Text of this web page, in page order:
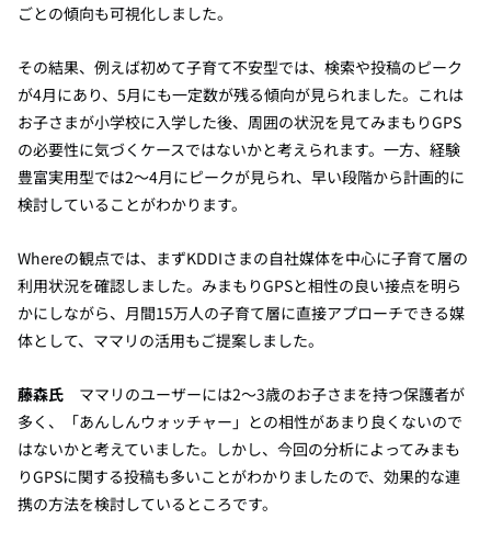
ごとの傾向も可視化しました。
その結果、例えば初めて子育て不安型では、検索や投稿のピーク
が4月にあり、5月にも一定数が残る傾向が見られました。これは
お子さまが小学校に入学した後、周囲の状況を見てみまもりGPS
の必要性に気づくケースではないかと考えられます。一方、経験
豊富実用型では2〜4月にピークが見られ、早い段階から計画的に
検討していることがわかります。
Whereの観点では、まずKDDIさまの自社媒体を中心に子育て層の
利用状況を確認しました。みまもりGPSと相性の良い接点を明ら
かにしながら、月間15万人の子育て層に直接アプローチできる媒
体として、ママリの活用もご提案しました。
藤森氏 ママリのユーザーには2〜3歳のお子さまを持つ保護者が
多く、「あんしんウォッチャー」との相性があまり良くないので
はないかと考えていました。しかし、今回の分析によってみまも
りGPSに関する投稿も多いことがわかりましたので、効果的な連
携の方法を検討しているところです。